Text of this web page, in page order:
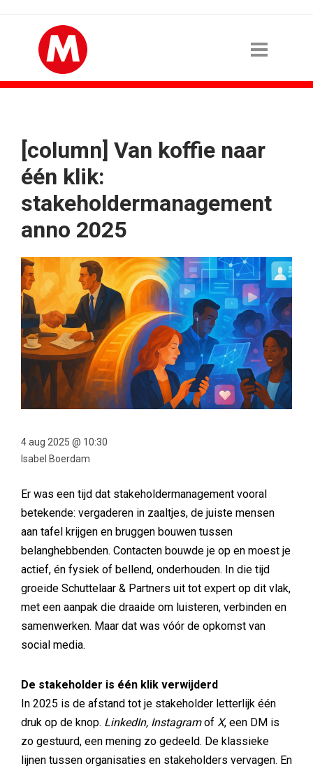
[column] Van koffie naar
één klik:
stakeholdermanagement
anno 2025
4 aug 2025 @ 10:30
Isabel Boerdam
Er was een tijd dat stakeholdermanagement vooral
betekende: vergaderen in zaaltjes, de juiste mensen
aan tafel krijgen en bruggen bouwen tussen
belanghebbenden. Contacten bouwde je op en moest je
actief, én fysiek of bellend, onderhouden. In die tijd
groeide Schuttelaar & Partners uit tot expert op dit vlak,
met een aanpak die draaide om luisteren, verbinden en
samenwerken. Maar dat was vóór de opkomst van
social media.
De stakeholder is één klik verwijderd
In 2025 is de afstand tot je stakeholder letterlijk één
druk op de knop. LinkedIn, Instagramof X, een DM is
zo gestuurd, een mening zo gedeeld. De klassieke
lijnen tussen organisaties en stakeholders vervagen. En